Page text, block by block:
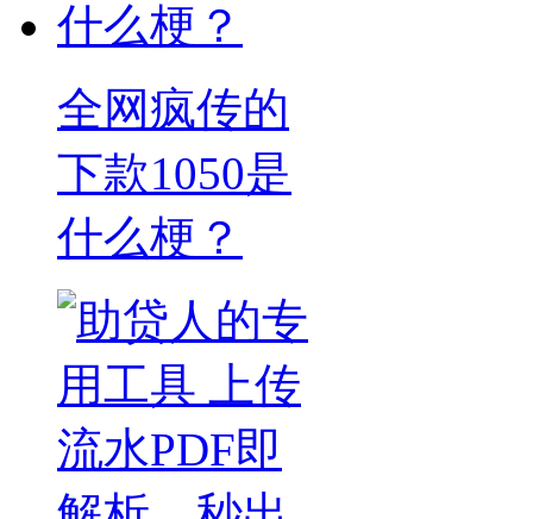
全网疯传的
下款1050是
什么梗？